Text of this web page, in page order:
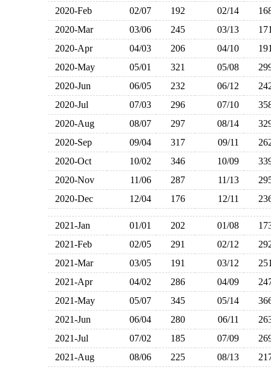
2020-Feb 02/07 192 02/14
2020-Mar
03/06 245 03/13
2020-Apr
04/03 206 04/10
2020-May
05/01 321 05/08
2020-Jun
06/05 232 06/12
2020-Jul
07/03 296 07/10
2020-Aug
08/07 297 08/14
2020-Sep
09/04 317 09/11
2020-Oct
10/02 346 10/09
2020-Nov
11/06 287 11/13
2020-Dec
12/04 176 12/11
2021-Jan 01/01 202 01/08
2021-Feb
02/05 291 02/12
2021-Mar
03/05 191 03/12
2021-Apr
04/02 286 04/09
2021-May
05/07 345 05/14
2021-Jun
06/04 280 06/11
2021-Jul
07/02 185 07/09
2021-Aug
08/06 225 08/13